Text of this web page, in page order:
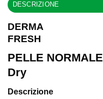
DESCRIZIONE
DERMA
FRESH
PELLE NORMALE
Dry
Descrizione